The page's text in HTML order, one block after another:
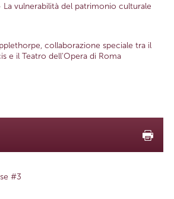
vulnerabilità del patrimonio culturale
collaborazione speciale tra il
e il Teatro dell'Opera di Roma
#3